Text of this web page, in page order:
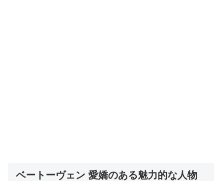
ベートーヴェン 愛嬌のある魅力的な人物